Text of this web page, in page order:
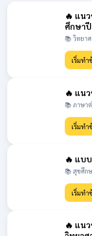
🔥 แน
ศึกษา
📚 วิทยา
เริ่มท
🔥 แน
📚 ภาษา
เริ่มท
🔥 แบ
📚 สุขศึก
เริ่มท
🔥 แน